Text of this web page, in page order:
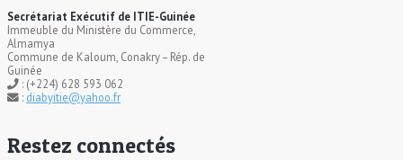
Secrétariat Exécutif de ITIE-Guinée
Immeuble du Ministère du Commerce,
Almamya
Commune de Kaloum, Conakry – Rép. de
Guinée
: (+224) 628 593 062
: diabyitie@yahoo.fr
Restez connectés